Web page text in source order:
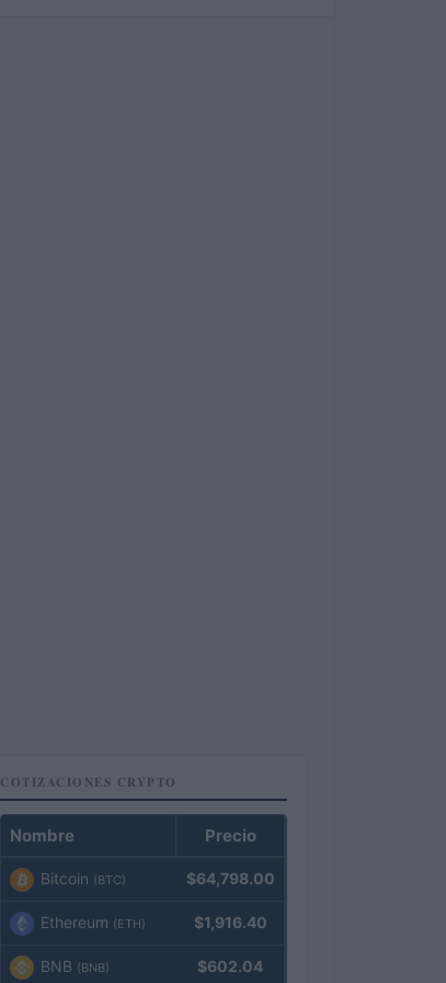
COTIZACIONES CRYPTO
Nombre Precio
Bitcoin (BTC) $64,798.00
Ethereum (ETH) $1,916.40
BNB (BNB) $602.04